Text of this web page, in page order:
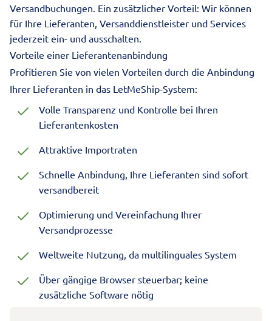
Versandbuchungen. Ein zusätzlicher Vorteil: Wir können
für Ihre Lieferanten, Versanddienstleister und Services
jederzeit ein- und ausschalten.
Vorteile einer Lieferantenanbindung
Profitieren Sie von vielen Vorteilen durch die Anbindung
Ihrer Lieferanten in das LetMeShip-System:
Volle Transparenz und Kontrolle bei Ihren
Lieferantenkosten
Attraktive Importraten
Schnelle Anbindung, Ihre Lieferanten sind sofort
versandbereit
Optimierung und Vereinfachung Ihrer
Versandprozesse
Weltweite Nutzung, da multilinguales System
Über gängige Browser steuerbar; keine
zusätzliche Software nötig